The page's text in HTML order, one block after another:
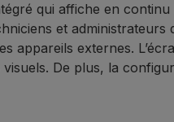
qui affiche en
et
externes.
De plus, la